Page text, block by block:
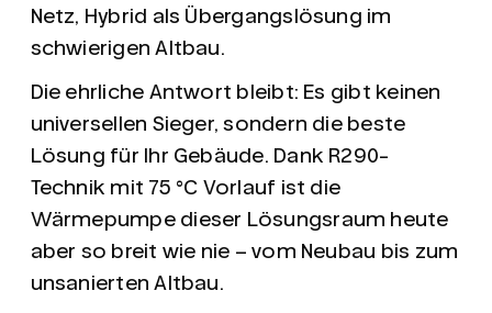
Netz, Hybrid als Übergangslösung im
schwierigen Altbau.
Die ehrliche Antwort bleibt: Es gibt keinen
universellen Sieger, sondern die beste
Lösung für Ihr Gebäude. Dank R290-
Technik mit 75 °C Vorlauf ist die
Wärmepumpe dieser Lösungsraum heute
aber so breit wie nie – vom Neubau bis zum
unsanierten Altbau.